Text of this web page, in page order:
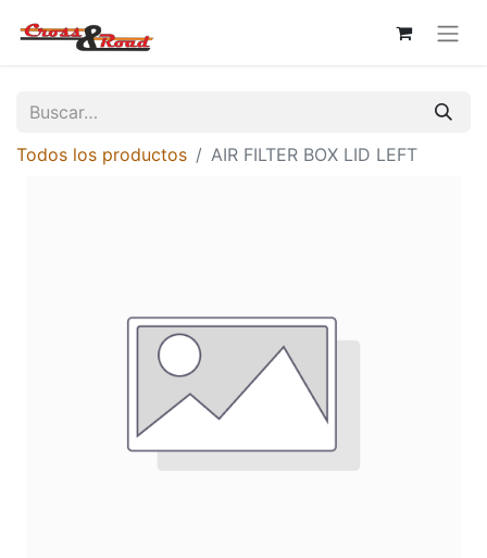
Todos los productos AIR FILTER BOX LID LEFT